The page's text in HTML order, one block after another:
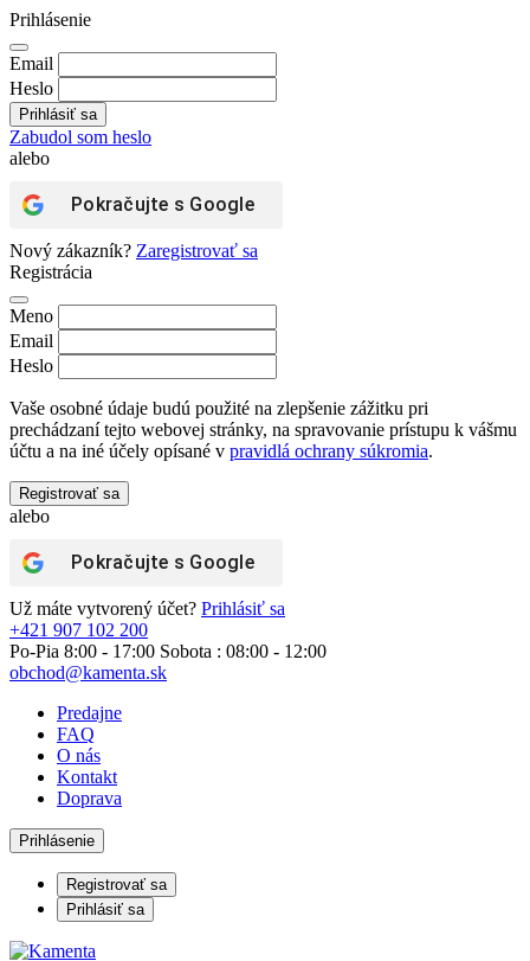
Prihlásenie
Email
Heslo
Zabudol som heslo
alebo
Pokračujte s Google
Nový zákazník? Zaregistrovať sa
Registrácia
Meno
Email
Heslo
Vaše osobné údaje budú použité na zlepšenie zážitku pri
prechádzaní tejto webovej stránky, na spravovanie prístupu k vášmu
účtu a na iné účely opísané v pravidlá ochrany súkromia.
Registrovať sa
alebo
Pokračujte s Google
Už máte vytvorený účet? Prihlásiť sa
+421 907 102 200
Po-Pia 8:00 - 17:00 Sobota : 08:00 - 12:00
obchod@kamenta.sk
Predajne
FAQ
O nás
Kontakt
Doprava
Prihlásenie
Registrovať sa
Prihlásiť sa